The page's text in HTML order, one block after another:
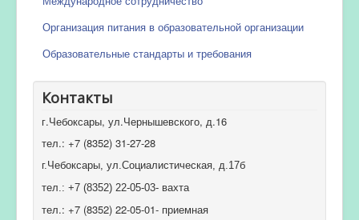
Организация питания в образовательной организации
Образовательные стандарты и требования
Контакты
г.Чебоксары, ул.Чернышевского, д.16
тел.: +7 (8352) 31-27-28
г.Чебоксары, ул.Социалистическая, д.17б
тел.: +7 (8352) 22-05-03- вахта
тел.: +7 (8352) 22-05-01- приемная